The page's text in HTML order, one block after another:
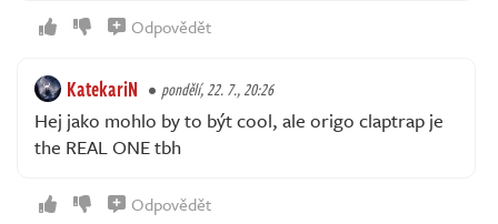
Odpovědět
KatekariN pondělí, 22. 7., 20:26
Hej jako mohlo by to být cool, ale origo claptrap je
the REAL ONE tbh
Odpovědět